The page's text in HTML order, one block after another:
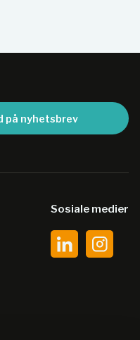
på nyhetsbrev
Sosiale medier